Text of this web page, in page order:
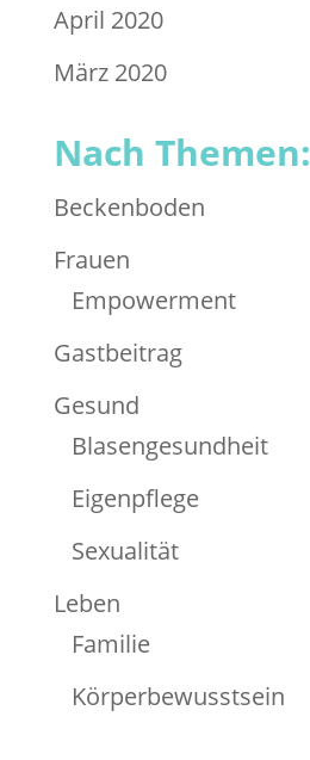
April 2020
März 2020
Nach Themen:
Beckenboden
Frauen
Empowerment
Gastbeitrag
Gesund
Blasengesundheit
Eigenpflege
Sexualität
Leben
Familie
Körperbewusstsein